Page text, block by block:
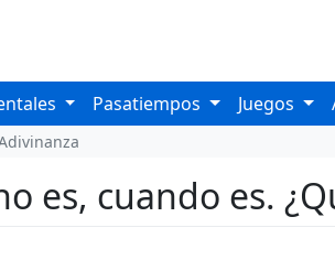
Pasatiempos Juegos
es, cuando es.